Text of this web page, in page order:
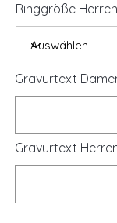
Ringgröße Herren
Gravurtext
Gravurtext